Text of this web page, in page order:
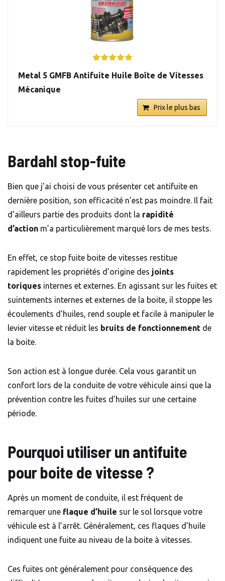
Metal 5 GMFB Antifuite Huile Boîte de Vitesses
Mécanique
Prix le plus bas
Bardahl stop-fuite
Bien que j’ai choisi de vous présenter cet antifuite en
dernière position, son efficacité n’est pas moindre. Il fait
d’ailleurs partie des produits dont la rapidité
d’action m’a particulièrement marqué lors de mes tests.
En effet, ce stop fuite boite de vitesses restitue
rapidement les propriétés d’origine des joints
toriques internes et externes. En agissant sur les fuites et
suintements internes et externes de la boite, il stoppe les
écoulements d’huiles, rend souple et facile à manipuler le
levier vitesse et réduit les bruits de fonctionnement de
la boite.
Son action est à longue durée. Cela vous garantit un
confort lors de la conduite de votre véhicule ainsi que la
prévention contre les fuites d’huiles sur une certaine
période.
Pourquoi utiliser un antifuite
pour boite de vitesse ?
Après un moment de conduite, il est fréquent de
remarquer une flaque d’huile sur le sol lorsque votre
véhicule est à l’arrêt. Généralement, ces flaques d’huile
indiquent une fuite au niveau de la boite à vitesses.
Ces fuites ont généralement pour conséquence des